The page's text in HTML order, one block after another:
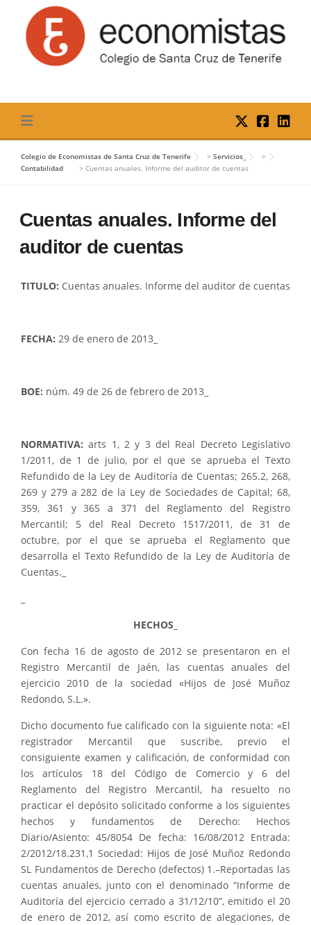
content
Colegio de Economistas de Santa Cruz de Tenerife > Servicios_
>
Contabilidad
> Cuentas anuales. Informe del auditor de cuentas
Cuentas anuales. Informe del
auditor de cuentas
TITULO: Cuentas anuales. Informe del auditor de cuentas
FECHA: 29 de enero de 2013_
BOE: núm. 49 de 26 de febrero de 2013_
NORMATIVA: arts 1, 2 y 3 del Real Decreto Legislativo
1/2011, de 1 de julio, por el que se aprueba el Texto
Refundido de la Ley de Auditoría de Cuentas; 265.2, 268,
269 y 279 a 282 de la Ley de Sociedades de Capital; 68,
359, 361 y 365 a 371 del Reglamento del Registro
Mercantil; 5 del Real Decreto 1517/2011, de 31 de
octubre, por el que se aprueba el Reglamento que
desarrolla el Texto Refundido de la Ley de Auditoría de
Cuentas._
HECHOS_
Con fecha 16 de agosto de 2012 se presentaron en el
Registro Mercantil de Jaén, las cuentas anuales del
ejercicio 2010 de la sociedad «Hijos de José Muñoz
Redondo, S.L.».
Dicho documento fue calificado con la siguiente nota: «El
registrador Mercantil que suscribe, previo el
consiguiente examen y calificación, de conformidad con
los artículos 18 del Código de Comercio y 6 del
Reglamento del Registro Mercantil, ha resuelto no
practicar el depósito solicitado conforme a los siguientes
hechos y fundamentos de Derecho: Hechos
Diario/Asiento: 45/8054 De fecha: 16/08/2012 Entrada:
2/2012/18.231,1 Sociedad: Hijos de José Muñoz Redondo
SL Fundamentos de Derecho (defectos) 1.–Reportadas las
cuentas anuales, junto con el denominado “Informe de
Auditoría del ejercicio cerrado a 31/12/10”, emitido el 20
de enero de 2012, así como escrito de alegaciones, de